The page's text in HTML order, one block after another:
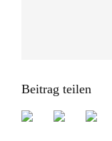
Beitrag teilen